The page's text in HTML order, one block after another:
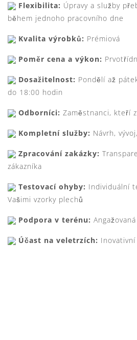
Flexibilita: Úpravy a služby
během jednoho pracovního dne
Kvalita výrobků: Prémiová
Poměr cena a výkon:
Dosažitelnost: Pondělí až
do 18:00 hodin
Odborníci: Zaměstnanci, kteří
Kompletní služby: Návrh,
Zpracování zakázky:
zákazníka
Testovací ohyby: Individuální
Vašimi vzorky plechů
Podpora v terénu:
Účast na veletrzích: